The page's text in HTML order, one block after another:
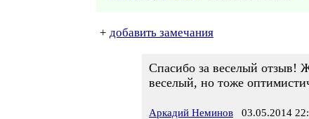
+ добавить замечания
Спасибо за веселый отзыв!
веселый, но тоже
Аркадий Неминов 03.05.2014